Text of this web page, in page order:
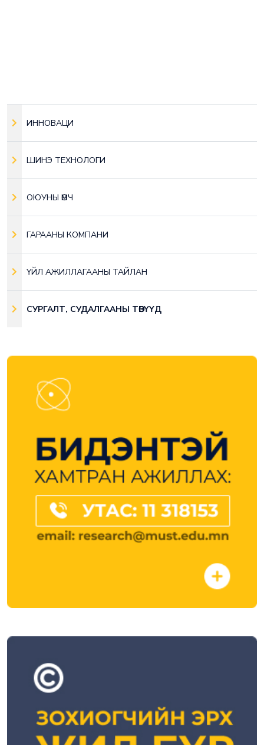
ИННОВАЦИ
ШИНЭ ТЕХНОЛОГИ
ОЮУНЫ ӨМЧ
ГАРААНЫ КОМПАНИ
ҮЙЛ АЖИЛЛАГААНЫ ТАЙЛАН
СУРГАЛТ, СУДАЛГААНЫ ТӨВҮҮД